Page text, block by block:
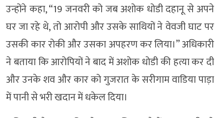
उन्होंने कहा, “19 जनवरी को जब अशोक धोडी दहानू से अपने
घर जा रहे थे, तो आरोपी और उसके साथियों ने वेवजी घाट पर
उसकी कार रोकी और उसका अपहरण कर लिया।” अधिकारी
ने बताया कि आरोपियों ने बाद में अशोक धोडी की हत्या कर दी
और उनके शव और कार को गुजरात के सरीगाम वाडिया पाड़ा
में पानी से भरी खदान में धकेल दिया।